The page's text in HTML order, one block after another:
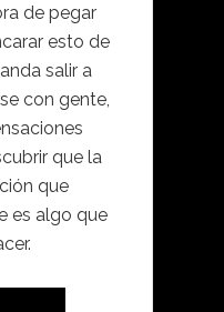
de pegar
esto de
salir a
con gente,
que la
que
es algo que